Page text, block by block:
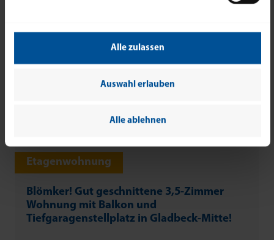
Alle zulassen
Auswahl erlauben
Alle ablehnen
Etagenwohnung
Blömker! Gut geschnittene 3,5-Zimmer
Wohnung mit Balkon und
Tiefgaragenstellplatz in Gladbeck-Mitte!